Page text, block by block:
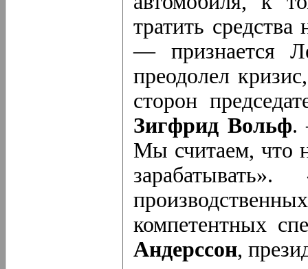
тратить
— признается
преодолел
сторон
Зигфрид Вольф.
Мы считаем, что
компетентных
Андерссон,